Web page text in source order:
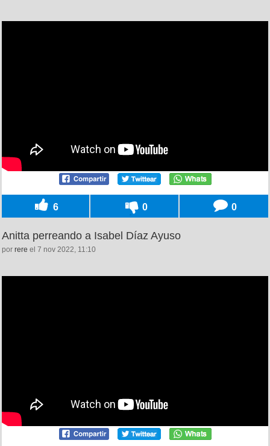
6 0 0
Anitta perreando a Isabel Díaz Ayuso
por rere el 7 nov 2022, 11:10